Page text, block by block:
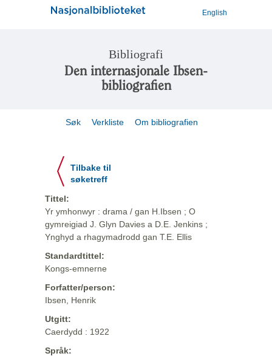
English
Bibliografi
Den internasjonale Ibsen-
bibliografien
Søk Verkliste Om bibliografien
Tilbake til
søketreff
Tittel:
Yr ymhonwyr : drama / gan H.Ibsen ; O
gymreigiad J. Glyn Davies a D.E. Jenkins ;
Ynghyd a rhagymadrodd gan T.E. Ellis
Standardtittel:
Kongs-emnerne
Forfatter/person:
Ibsen, Henrik
Utgitt:
Caerdydd : 1922
Språk: